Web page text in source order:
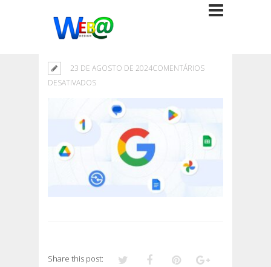
23 DE AGOSTO DE 2024COMENTÁRIOS
DESATIVADOSEM
Share this post: